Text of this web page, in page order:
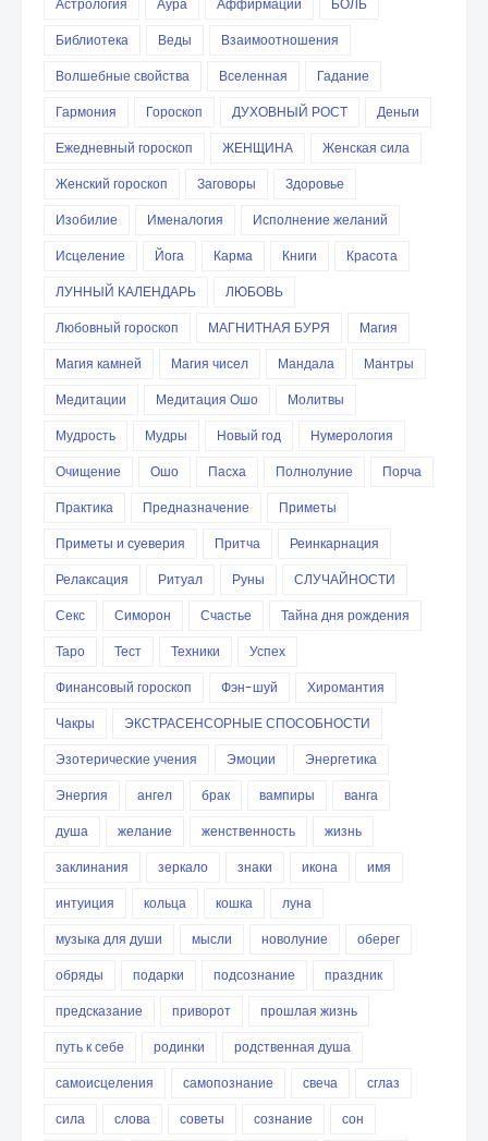
Астрология Аура Аффирмации
БОЛЬ
Библиотека
Веды
Взаимоотношения
Волшебные свойства
Вселенная
Гадание
Гармония
Гороскоп ДУХОВНЫЙ РОСТ
Деньги
Ежедневный гороскоп
ЖЕНЩИНА
Женская сила
Женский гороскоп
Заговоры
Здоровье
Изобилие
Именалогия
Исполнение желаний
Исцеление
Йога Карма Книги
Красота
ЛУННЫЙ КАЛЕНДАРЬ
ЛЮБОВЬ
Любовный гороскоп
МАГНИТНАЯ БУРЯ
Магия
Магия камней
Магия чисел Мандала
Мантры
Медитации
Медитация Ошо
Молитвы
Мудрость
Мудры Новый год
Нумерология
Очищение
Ошо Пасха Полнолуние
Порча
Практика
Предназначение
Приметы
Приметы и суеверия
Притча
Реинкарнация
Релаксация
Ритуал Руны
СЛУЧАЙНОСТИ
Секс
Симорон Счастье
Тайна дня рождения
Таро
Тест Техники
Успех
Финансовый гороскоп
Фэн-шуй
Хиромантия
Чакры
ЭКСТРАСЕНСОРНЫЕ СПОСОБНОСТИ
Эзотерические учения
Эмоции
Энергетика
Энергия
ангел брак вампиры
ванга
душа
желание женственность
жизнь
заклинания
зеркало знаки икона
имя
интуиция
кольца кошка
луна
музыка для души
мысли новолуние
оберег
обряды
подарки подсознание
праздник
предсказание
приворот
прошлая жизнь
путь к себе
родинки
родственная душа
самоисцеления
самопознание свеча
сглаз
сила
слова советы сознание
сон